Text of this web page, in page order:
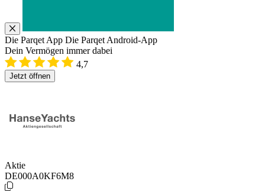
Die Parqet App Die Parqet Android-App
Dein Vermögen immer dabei
4,7
Jetzt öffnen
Aktie
DE000A0KF6M8